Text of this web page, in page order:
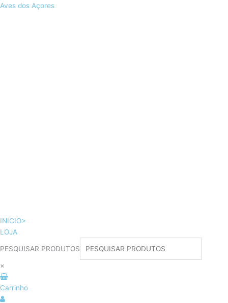
Skip
Aves dos Açores
INICIO>
LOJA
PESQUISAR PRODUTOS
×
Carrinho